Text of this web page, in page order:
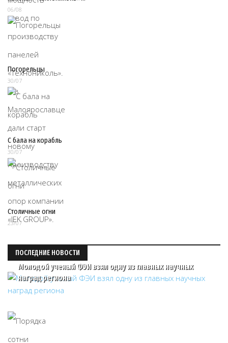
06/08
Погорельцы
30/07
С бала на корабль
30/07
Столичные огни
23/07
ПОСЛЕДНИЕ НОВОСТИ
Молодой ученый ФЭИ взял одну из главных научных
наград региона